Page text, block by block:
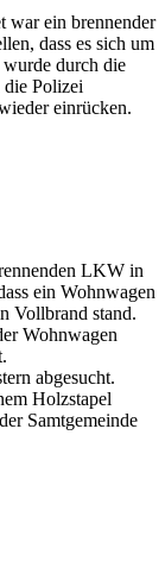
war ein brennender
dass es sich um
durch die
die Polizei
einrücken.
LKW in
ein Wohnwagen
Vollbrand stand.
Wohnwagen
abgesucht.
Holzstapel
Samtgemeinde